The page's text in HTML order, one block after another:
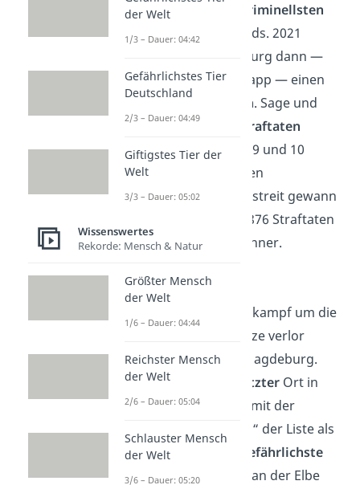
Schlusslicht der kriminellsten
StädteDeutschlands. 2021
gelang es Magdeburg dann —
wenn auch nur knapp — einen
Rang aufzusteigen. Sage und
schreibenur 47 Straftaten
trennen die Plätze 9 und 10
voneinander. Diesen
haarscharfen Wettstreit gewann
Magdeburg mit 9.876 Straftaten
pro 100.000 Einwohner.
Hamburg
Den knappen Wettkampf um die
letzten beiden Plätze verlor
Hamburggegen Magdeburg.
Hamburg ist als
letzter Ort in
den Top 10 und damit der
eigentliche „Sieger“ der Liste als
ungefährlichste gefährlichste
Stadt. In der Stadt an der Elbe
der Welt
1/3 – Dauer: 04:42
Gefährlichstes Tier
Deutschland
2/3 – Dauer: 04:49
Giftigstes Tier der
Welt
3/3 – Dauer: 05:02
Wissenswertes
Rekorde: Mensch & Natur
Größter Mensch
der Welt
1/6 – Dauer: 04:44
Reichster Mensch
der Welt
2/6 – Dauer: 05:04
Schlauster Mensch
der Welt
3/6 – Dauer: 05:20